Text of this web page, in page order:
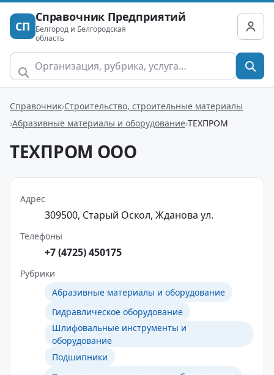
СП
Справочник Предприятий
Белгород и Белгородская
область
Справочник Строительство, строительные материалы
Абразивные материалы и оборудование ТЕХПРОМ
ТЕХПРОМ ООО
Адрес
309500, Старый Оскол, Жданова ул.
Телефоны
+7 (4725) 450175
Рубрики
Абразивные материалы и оборудование
Гидравлическое оборудование
Шлифовальные инструменты и
оборудование
Подшипники